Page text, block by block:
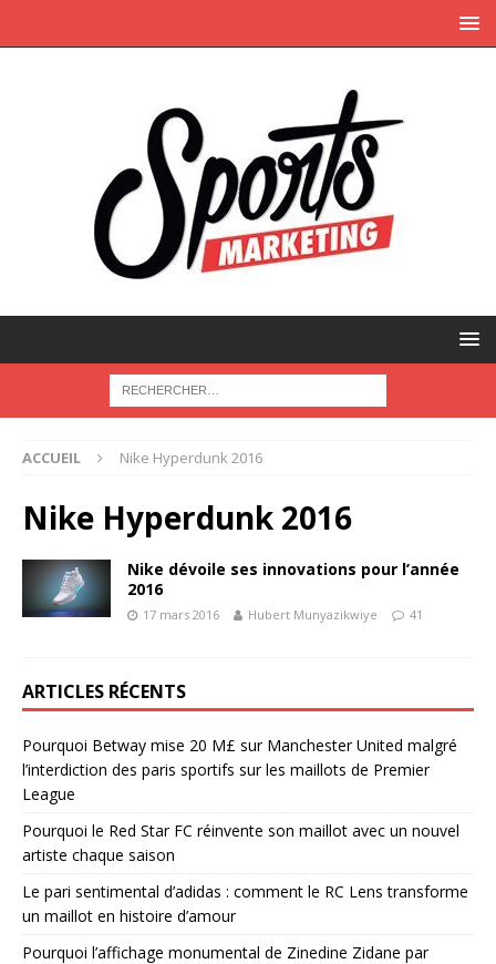
ACCUEIL Nike Hyperdunk 2016
Nike Hyperdunk 2016
Nike dévoile ses innovations pour l’année
2016
17 mars 2016 Hubert Munyazikwiye 41
ARTICLES RÉCENTS
Pourquoi Betway mise 20 M£ sur Manchester United malgré
l’interdiction des paris sportifs sur les maillots de Premier
League
Pourquoi le Red Star FC réinvente son maillot avec un nouvel
artiste chaque saison
Le pari sentimental d’adidas : comment le RC Lens transforme
un maillot en histoire d’amour
Pourquoi l’affichage monumental de Zinedine Zidane par